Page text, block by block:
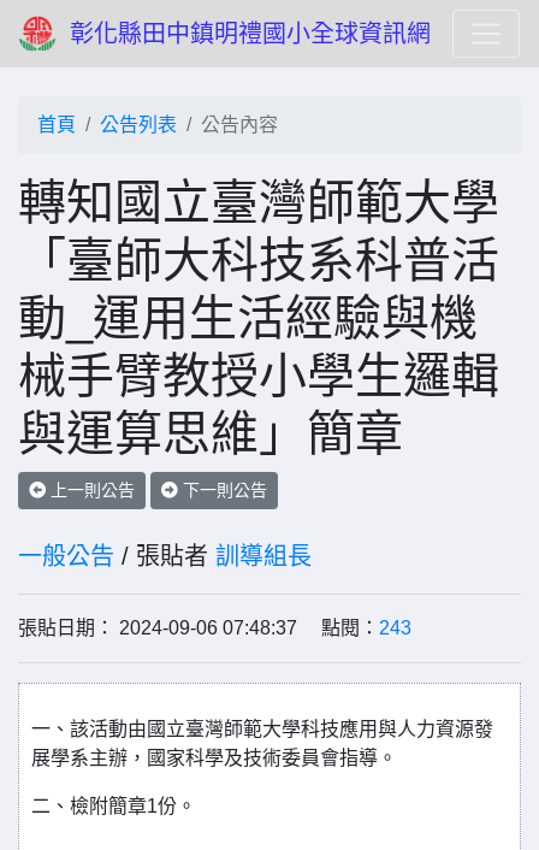
彰化縣田中鎮明禮國小全球資訊網
首頁 公告列表 公告內容
轉知國立臺灣師範大學
「臺師大科技系科普活
動_運用生活經驗與機
械手臂教授小學生邏輯
與運算思維」簡章
上一則公告 下一則公告
一般公告 / 張貼者 訓導組長
張貼日期： 2024-09-06 07:48:37 點閱： 243
一、該活動由國立臺灣師範大學科技應用與人力資源發
展學系主辦，國家科學及技術委員會指導。
二、檢附簡章1份。